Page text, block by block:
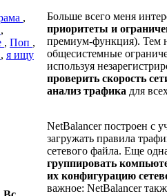
,
,
, Поп ,
, я ищу
Больше всего меня
приоритеты и
премиум-функция). Тем
общесистемные
используя
проверить скорость
анализ трафика для
NetBalancer построен с
загружать правила
сетевого файла. Еще
группировать
их конфигурацию
важное: NetBalancer